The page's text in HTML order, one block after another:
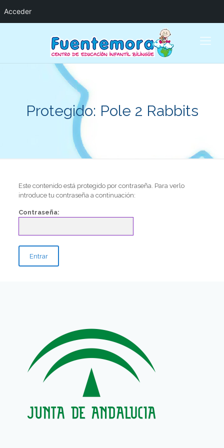
Protegido: Pole 2 Rabbits
Este contenido está protegido por contraseña. Para verlo
introduce tu contraseña a continuación:
Contraseña:
Acceder